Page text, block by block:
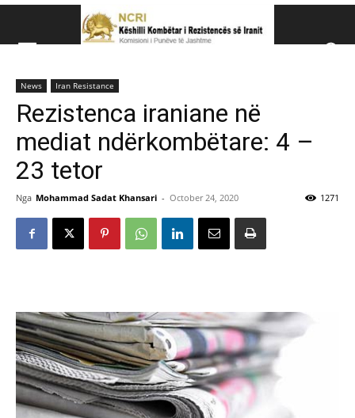
Këshillit Kombëtar të Rezistencës së Iranit (NCRI)
News Iran Resistance
Rezistenca iraniane në
mediat ndërkombëtare: 4 –
23 tetor
Nga Mohammad Sadat Khansari - October 24, 2020 1271